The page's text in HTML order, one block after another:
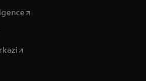
opens in a new tab
in a new tab
opens in a new tab
in a new tab